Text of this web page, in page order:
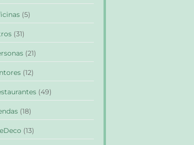
(5)
(31)
(21)
(12)
(49)
(18)
(13)